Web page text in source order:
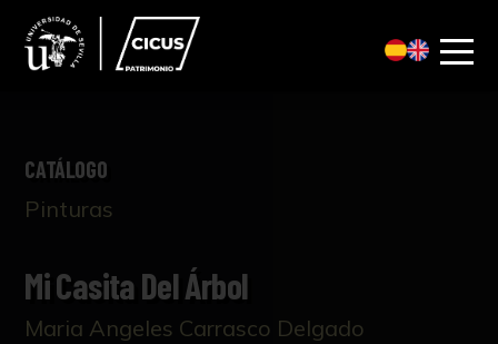
CATÁLOGO
Pinturas
Mi Casita Del Árbol
Maria Angeles Carrasco Delgado